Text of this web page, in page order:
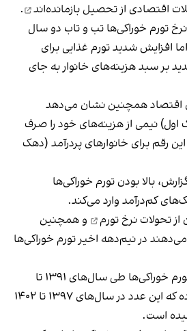
اقتصادی از تحصیل باز‌مانده‌اند
.
نرخ تورم خوراکی‌‌ها تب و تاب دو سال
افزایش شدید تورم غذایی برای
بر سبد هزینه‌های خانوار به جای
اقتصاد همچنین نشان می‌دهد
اول) نیمی از هزینه‌های خود را صرف
رقم برای خانوارهای پردرآمد (دهک
بالا بودن تورم خوراکی‌ها
کم‌درآمد وارد می‌کند.
ازتحولات نرخ تورم
و همچنین
در نیم‌دهه اخیر تورم خوراکی‌ها
بر این اساس، میانگین تورم خوراکی‌ها طی سال‌های ۱۳۹۱ تا
۱۳۹۶ حدود ۲۱ درصد بوده که این عدد در سال‌های ۱۳۹۷ تا ۱۴۰۲